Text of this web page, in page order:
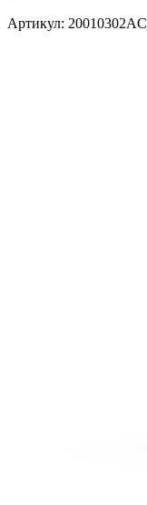
Артикул: 20010302AC